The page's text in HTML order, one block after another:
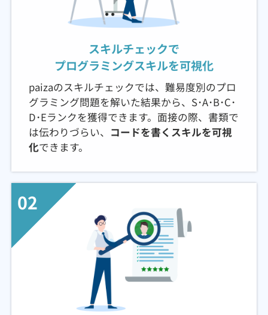
スキルチェックで
プログラミングスキルを可視化
paizaのスキルチェックでは、難易度別のプロ
グラミング問題を解いた結果から、S･A･B･C･
D･Eランクを獲得できます。面接の際、書類で
は伝わりづらい、 コードを書くスキルを可視
化できます。
02